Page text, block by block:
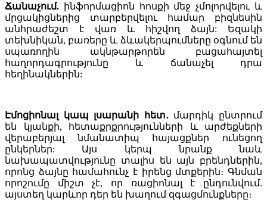
Ճանաչում. ինֆորմացիոն հոսքի մեջ չմոլորվելու և
մրցակիցներից տարբերվելու համար բիզնեսին
անհրաժեշտ է վառ և հիշվող ձայն: Եզակի
տեխնիկան, բառերը և ձևակերպումները օգնում են
սպառողին ակնթարթորեն բացահայտել
հաղորդագրությունը և ճանաչել դրա
հեղինակներին:
Էմոցիոնալ կապ լսարանի հետ․ մարդիկ ընտրում
են կյանքի, հետաքրքրությունների և արժեքների
վերաբերյալ նմանատիպ հայացքներ ունեցող
ընկերներ: Այս կերպ նրանք նաև
նախապատվությունը տալիս են այն բրենդներին,
որոնց ձայնը համահունչ է իրենց մտքերին։ Գնման
որոշումը միշտ չէ, որ ռացիոնալ է ընդունվում.
այստեղ կարևոր դեր են խաղում զգացմունքները։